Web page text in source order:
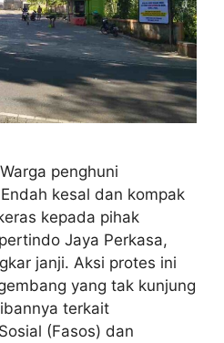
penghuni
kesal dan kompak
kepada pihak
Jaya Perkasa,
janji. Aksi protes ini
yang tak kunjung
terkait
(Fasos) dan